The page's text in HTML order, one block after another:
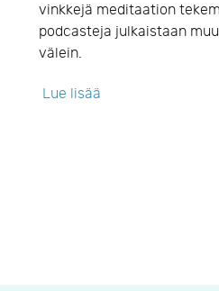
vinkkejä meditaation
podcasteja julkaistaan
välein.
Lue lisää